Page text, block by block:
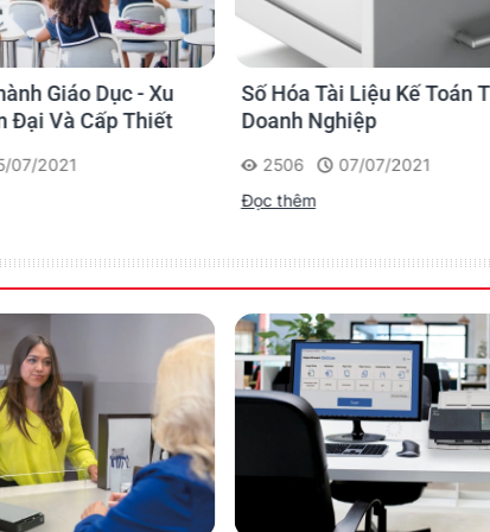
10oC – 35o C, 35% – 80% RH non-condensing
/ 34.2 x 6.0 x 15 inches (87 x 15.2 x 38.1 cm) Packed: 46 lbs (21 kg) / 40
Windows 8, Windows 7, Windows Vista, Windows XP 2 32-bit and 64-bit
CB, CE, CCC, FCC, UL, RoHS compliant
SmartWorks EZ Touch Plus – Extends the editing toolset and USB
EZ Touch’in-the-box’ standard scan software
COPY/PRINT/EMAIL software – supports TIFF, JPEG & PDF for Touch
ISIS interface driver giving EDM/EDC capability (2013)
Giáo Dục - Xu
Đại Và Cấp Thiết
07/2021
Số Hóa Tài Liệu Kế Toán
Doanh Nghiệp
2506
07/07/2021
Đọc thêm